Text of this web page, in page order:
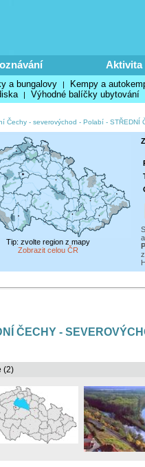
Aktivita
a bungalovy | Kempy a
| Výhodné balíčky ubytování
Čechy - severovýchod - Polabí - STŘEDNÍ
Tip: zvolte region z mapy
Zobrazit celou ČR
ČECHY -
(2)